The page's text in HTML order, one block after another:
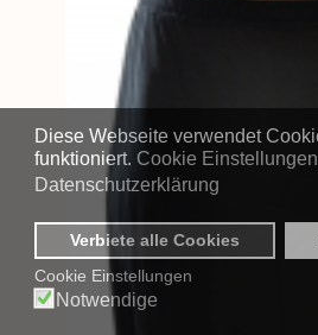
Diese Webseite verwendet
funktioniert. Cookie Einstellungen
Datenschutzerklärung
Verbiete alle Cookies
Cookie Einstellungen
Notwendige